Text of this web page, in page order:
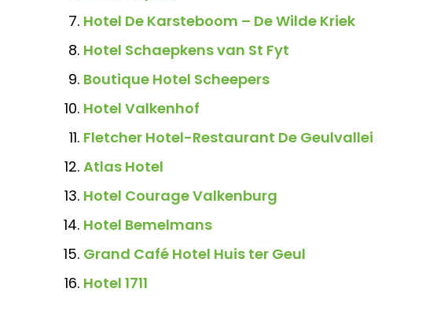
Hotel De Karsteboom – De Wilde Kriek
Hotel Schaepkens van St Fyt
Boutique Hotel Scheepers
Hotel Valkenhof
Fletcher Hotel-Restaurant De Geulvallei
Atlas Hotel
Hotel Courage Valkenburg
Hotel Bemelmans
Grand Café Hotel Huis ter Geul
Hotel 1711